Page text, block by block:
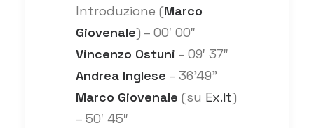
Introduzione (Marco
Giovenale) – 00′ 00″
Vincenzo Ostuni – 09′ 37″
Andrea Inglese – 36’49”
Marco Giovenale (su Ex.it)
– 50′ 45″